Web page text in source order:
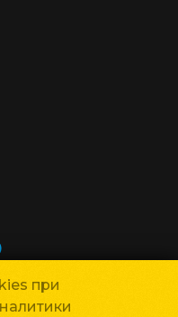
при
2026